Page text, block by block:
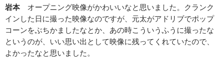
岩本 オープニング映像がかわいいなと思いました。クランク
インした日に撮った映像なのですが、元太がアドリブでポップ
コーンをぶちかましたなとか、あの時こういうふうに撮ったな
というのが、いい思い出として映像に残ってくれていたので、
よかったなと思いました。